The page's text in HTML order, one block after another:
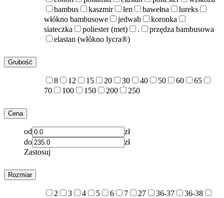
bambus
kaszmir len bawełna
lureks
włókno bambusowe
jedwab
koronka
siateczka
poliester (met) .
przędza bambusowa
elastan (włókno lycra®)
Grubość
8 12 15 20 30 40 50 60
65
70
100 150 200 250
Cena
od
zł
do
zł
Zastosuj
Rozmiar
2 3 4 5 6 7 27 36-37
36-38